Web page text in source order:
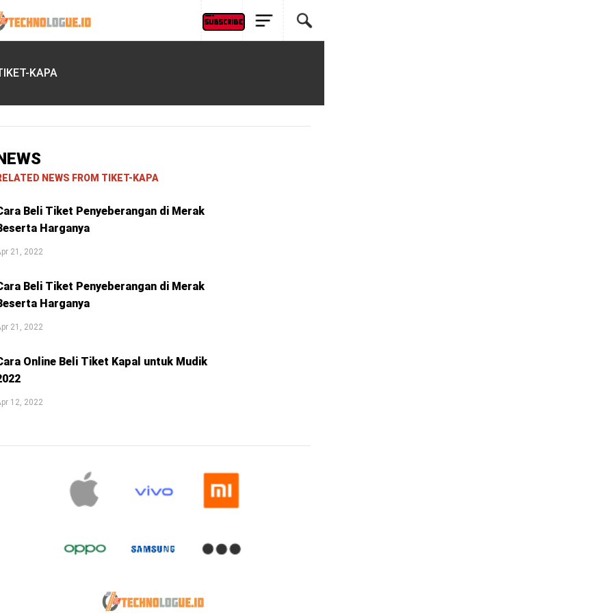
KAPA
NEWS FROM TIKET-KAPA
Beli Tiket Penyeberangan di Merak
Harganya
21, 2022
Beli Tiket Penyeberangan di Merak
Harganya
21, 2022
Online Beli Tiket Kapal untuk Mudik
12, 2022